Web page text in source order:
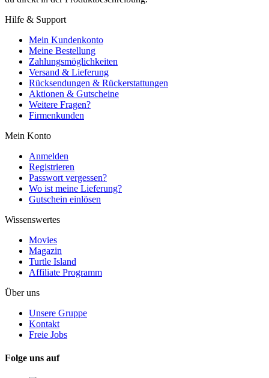
Hilfe & Support
Mein Kundenkonto
Meine Bestellung
Zahlungsmöglichkeiten
Versand & Lieferung
Rücksendungen & Rückerstattungen
Aktionen & Gutscheine
Weitere Fragen?
Firmenkunden
Mein Konto
Anmelden
Registrieren
Passwort vergessen?
Wo ist meine Lieferung?
Gutschein einlösen
Wissenswertes
Movies
Magazin
Turtle Island
Affiliate Programm
Über uns
Unsere Gruppe
Kontakt
Freie Jobs
Folge uns auf